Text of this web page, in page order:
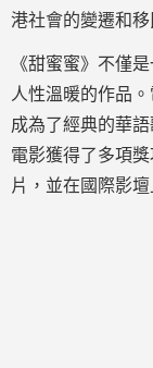
港社會的變遷和移
《甜蜜蜜》不僅
人性溫暖的作品
成為了經典的華
電影獲得了多項
片，並在國際影